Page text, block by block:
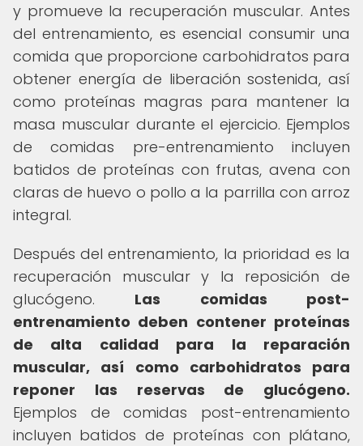
y promueve la recuperación muscular. Antes
del entrenamiento, es esencial consumir una
comida que proporcione carbohidratos para
obtener energía de liberación sostenida, así
como proteínas magras para mantener la
masa muscular durante el ejercicio. Ejemplos
de comidas pre-entrenamiento incluyen
batidos de proteínas con frutas, avena con
claras de huevo o pollo a la parrilla con arroz
integral.
Después del entrenamiento, la prioridad es la
recuperación muscular y la reposición de
glucógeno. Las comidas post-
entrenamiento deben contener proteínas
de alta calidad para la reparación
muscular, así como carbohidratos para
reponer las reservas de glucógeno.
Ejemplos de comidas post-entrenamiento
incluyen batidos de proteínas con plátano,